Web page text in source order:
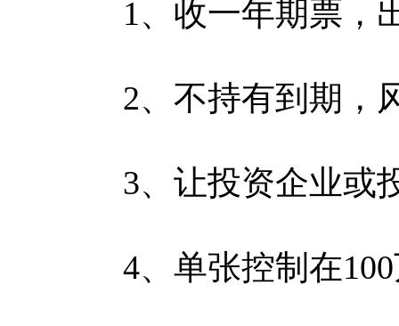
1、收一年期票，
2、不持有到期，
3、让投资企业或投
4、单张控制在100